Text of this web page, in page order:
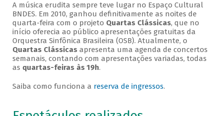
A música erudita sempre teve lugar no Espaço Cultural
BNDES. Em 2010, ganhou definitivamente as noites de
quarta-feira com o projeto Quartas Clássicas, que no
início oferecia ao público apresentações gratuitas da
Orquestra Sinfônica Brasileira (OSB). Atualmente, o
Quartas Clássicasapresenta uma agenda de concertos
semanais, contando com apresentações variadas, todas
as quartas-feiras às 19h.
Saiba como funciona a reserva de ingressos.